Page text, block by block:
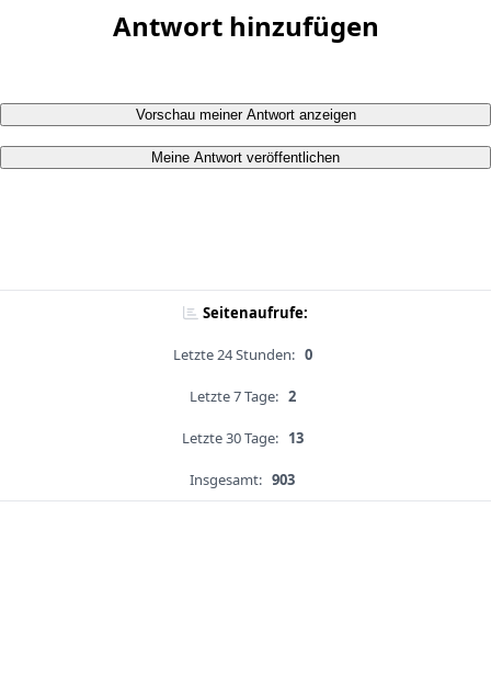
Antwort hinzufügen
Vorschau meiner Antwort anzeigen
Meine Antwort veröffentlichen
Seitenaufrufe:
Letzte 24 Stunden: 0
Letzte 7 Tage: 2
Letzte 30 Tage: 13
Insgesamt: 903